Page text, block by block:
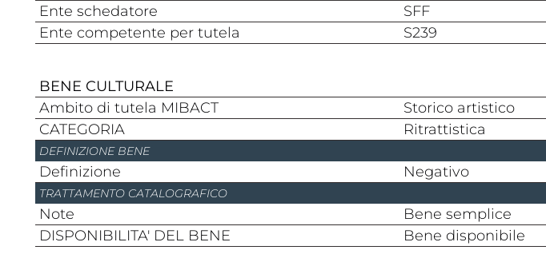
Ente schedatore
SFF
Ente competente per tutela
S239
BENE CULTURALE
Ambito di tutela MIBACT
storico artistico
CATEGORIA
Ritrattistica
DEFINIZIONE BENE
Definizione negativo
TRATTAMENTO CATALOGRAFICO
Note
bene semplice
DISPONIBILITA' DEL BENE
bene disponibile